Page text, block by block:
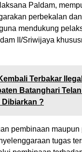
Paldam,
perbekalan
mendukung
II/Sriwijaya
Terbakar
Batanghari
?
pembinaan
tugas